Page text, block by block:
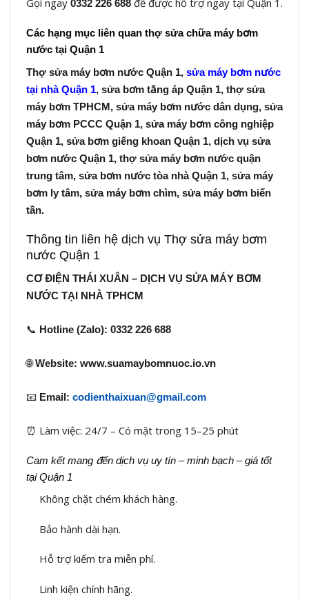
0332 226 688
Các hạng mục liên quan thợ sửa chữa máy bơm
nước tại Quận 1
Thợ sửa máy bơm nước Quận 1, sửa máy bơm nước
tại nhà Quận 1, sửa bơm tăng áp Quận 1, thợ sửa
máy bơm TPHCM, sửa máy bơm nước dân dụng, sửa
máy bơm PCCC Quận 1, sửa máy bơm công nghiệp
Quận 1, sửa bơm giếng khoan Quận 1, dịch vụ sửa
bơm nước Quận 1, thợ sửa máy bơm nước quận
trung tâm, sửa bơm nước tòa nhà Quận 1, sửa máy
bơm ly tâm, sửa máy bơm chìm, sửa máy bơm biến
tần.
Thông tin liên hệ dịch vụ Thợ sửa máy bơm
nước Quận 1
CƠ ĐIỆN THÁI XUÂN – DỊCH VỤ SỬA MÁY BƠM
NƯỚC TẠI NHÀ TPHCM
📞 Hotline (Zalo): 0332 226 688
🌐Website: www.suamaybomnuoc.io.vn
📧 Email: codienthaixuan@gmail.com
⏰ Làm việc: 24/7 – Có mặt trong 15–25 phút
Cam kết mang đến dịch vụ uy tín – minh bạch – giá tốt
tại Quận 1
Không chặt chém khách hàng.
Bảo hành dài hạn.
Hỗ trợ kiểm tra miễn phí.
Linh kiện chính hãng.